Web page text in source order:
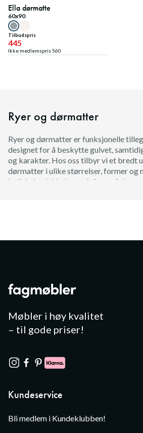
Medlemstilbud
Ella dørmatte
60x90
Tilbudspris
445
Ikke medlemspris560
Ryer og dørmatter
Ryer og dørmatter er funksjonelle
designet for å beskytte gulvet,
og karakter. Hos oss tilbyr vi et bredt
dørmatter i ulike størrelser, former og
kolleksjon inkluderer alt fra små
Møbler i høy kvalitet
– til gode priser!
Kundeservice
Bli medlem i Kundeklubben!